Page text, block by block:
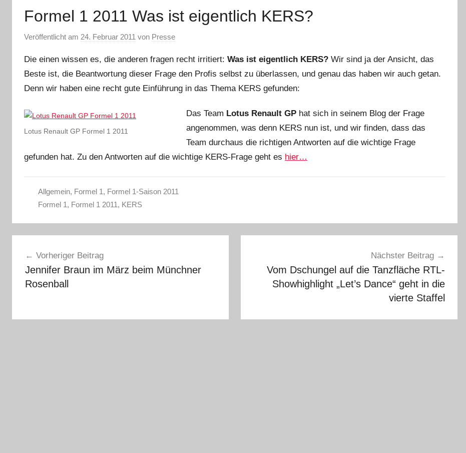
Formel 1 2011 Was ist eigentlich KERS?
Veröffentlicht am 24. Februar 2011 von Presse
Die einen wissen es, die anderen fragen recht irritiert: Was ist eigentlich KERS? Wir sind ja der Ansicht, das
Beste ist, die Beantwortung dieser Frage den Profis selbst zu überlassen, und genau das haben wir auch getan.
Denn wir haben eine recht gute Einführung in das Thema KERS gefunden:
Lotus Renault GP Formel 1 2011
Das Team Lotus Renault GP hat sich in seinem Blog der Frage
angenommen, was denn KERS nun ist, und wir finden, dass das
Team durchaus die richtigen Antworten auf die wichtige Frage
gefunden hat. Zu den Antworten auf die wichtige KERS-Frage geht es hier…
Allgemein, Formel 1, Formel 1-Saison 2011
Formel 1, Formel 1 2011, KERS
Vorheriger Beitrag
Jennifer Braun im März beim Münchner
Rosenball
Nächster Beitrag
Vom Dschungel auf die Tanzfläche RTL-
Showhighlight „Let’s Dance“ geht in die
vierte Staffel